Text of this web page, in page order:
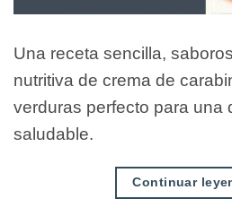
Una receta sencilla,
nutritiva de crema de
verduras perfecto para una
saludable.
Continuar